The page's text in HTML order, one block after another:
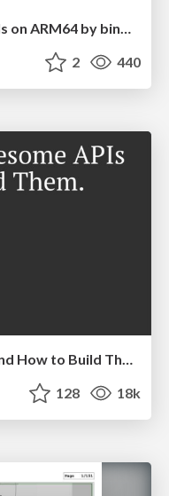
svc-hook: hooking system calls on ARM64 by binary rewriting
2 440
128 18k